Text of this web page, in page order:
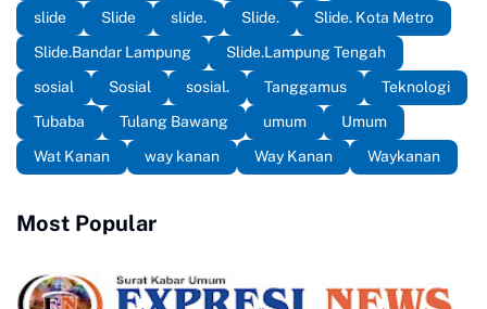
slide
Slide slide. Slide.
Slide. Kota Metro
Slide.Bandar Lampung
Slide.Lampung Tengah
sosial
Sosial sosial. Tanggamus
Teknologi
Tubaba
Tulang Bawang umum
Umum
Wat Kanan
way kanan Way Kanan Waykanan
Most Popular